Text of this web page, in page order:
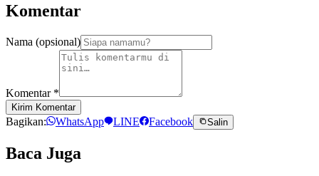
Komentar
Nama (opsional)
Komentar *
Kirim Komentar
Bagikan: WhatsApp LINE Facebook Salin
Baca Juga